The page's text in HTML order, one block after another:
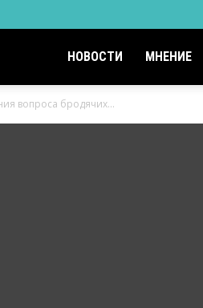
НОВОСТИ МНЕНИЕ
вопроса бродячих...